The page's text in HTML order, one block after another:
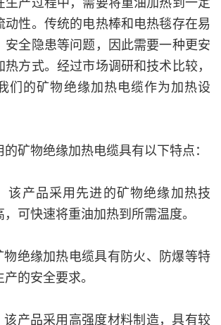
动性。传统的电热棒和电热毯存在易
安全隐患等问题，因此需要一种更安
方式。经过市场调研和技术比较，
们的矿物绝缘加热电缆作为加热设
矿物绝缘加热电缆具有以下特点：
该产品采用先进的矿物绝缘加热技
可快速将重油加热到所需温度。
绝缘加热电缆具有防火、防爆等特
的安全要求。
产品采用高强度材料制造，具有较